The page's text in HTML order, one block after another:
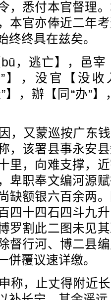
，悉付本官督理
本官亦俸近二年
终终具在兹矣。
，逃亡】，邑
】，没官【没
】，辦【同“办”
又蒙巡按广东钱
，该署县事永安
里，向难支撑，
卑职奉文编河源
缺额银六百余两
四十四石四斗九
罗割此二图未见
督行河、博二县
併覆议速详缴。
，止丈得附近长